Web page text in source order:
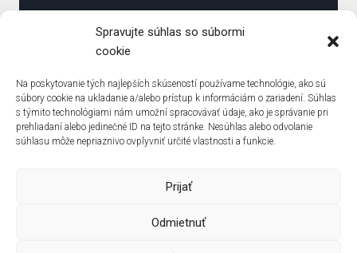
Spravujte súhlas so súbormi
cookie
Na poskytovanie tých najlepších skúseností používame technológie, ako sú
súbory cookie na ukladanie a/alebo prístup k informáciám o zariadení. Súhlas
s týmito technológiami nám umožní spracovávať údaje, ako je správanie pri
prehliadaní alebo jedinečné ID na tejto stránke. Nesúhlas alebo odvolanie
súhlasu môže nepriaznivo ovplyvniť určité vlastnosti a funkcie.
Prijať
Odmietnuť
Slobodný prístup k informáciám
Zmluvy, faktúry, objednávky
Verejné obstarávanie
Zásady ochrany osobných údajov
Zásady používania súborov cookie (EÚ)